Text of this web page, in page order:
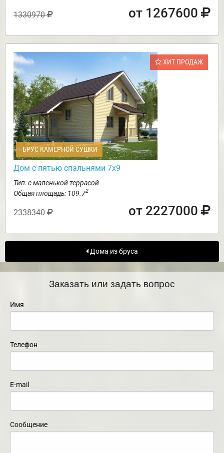
1330970 от 1267600
ХИТ ПРОДАЖ
БРУС КАМЕРНОЙ СУШКИ
Дом с пятью спальнями 7х9
Тип: с маленькой террасой
Общая площадь: 109.72
2338340 от 2227000
Дома из бруса
Заказать или задать вопрос
Имя
Телефон
E-mail
Сообщение